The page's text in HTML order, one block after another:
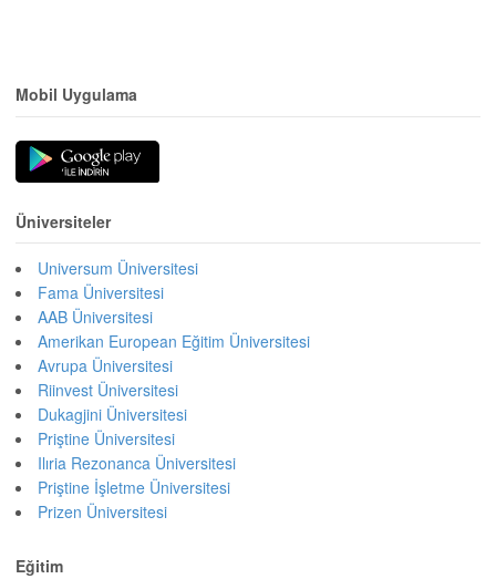
Mobil Uygulama
Üniversiteler
Universum Üniversitesi
Fama Üniversitesi
AAB Üniversitesi
Amerikan European Eğitim Üniversitesi
Avrupa Üniversitesi
Riinvest Üniversitesi
Dukagjini Üniversitesi
Priştine Üniversitesi
Ilıria Rezonanca Üniversitesi
Priştine İşletme Üniversitesi
Prizen Üniversitesi
Eğitim